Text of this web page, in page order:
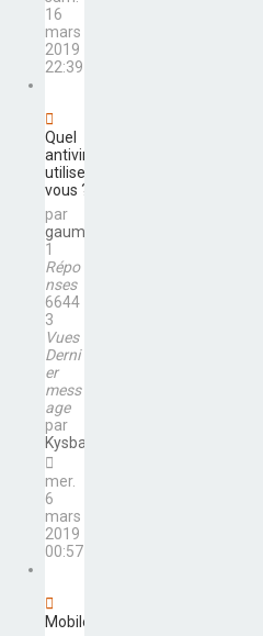
16
mars
2019
22:39
Quel
antivirus
utilisez-
vous ?
par
gaumalui
1
Répo
nses
6644
3
Vues
Derni
er
mess
age
par
Kysban
mer.
6
mars
2019
00:57
Mobile